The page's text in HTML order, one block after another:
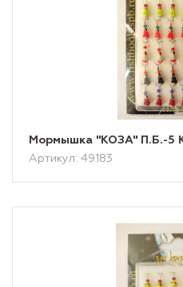
Мормышка "КОЗА" П.Б.-5
Артикул: 49183